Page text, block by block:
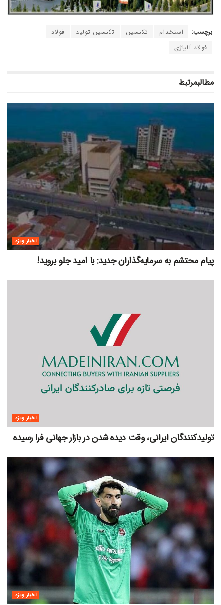
برچسب: استخدام تکنسین تکنسین تولید
فولاد
فولاد آلیاِژی
مطالبمرتبط
اخبار ویژه
پیام محتشم به سرمایه‌گذاران جدید: با امید جلو بروید!
اخبار ویژه
تولیدکنندگان ایرانی، وقت دیده شدن در بازار جهانی فرا رسیده
اخبار ویژه